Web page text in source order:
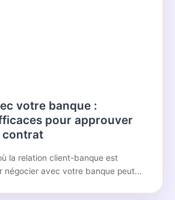
votre banque :
pour approuver
contrat
la relation client-banque est
négocier avec votre banque peut...